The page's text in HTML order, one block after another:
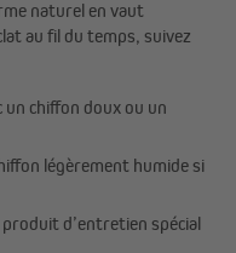
naturel en vaut
au fil du temps, suivez
chiffon doux ou un
légèrement humide si
d’entretien spécial